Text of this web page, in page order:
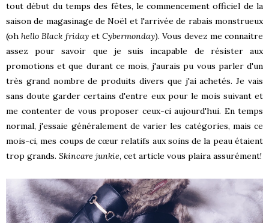
tout début du temps des fêtes, le commencement officiel de la
saison de magasinage de Noël et l'arrivée de rabais monstrueux
(ohhello Black fridayetCybermonday). Vous devez me connaitre
assez pour savoir que je suis incapable de résister aux
promotions et que durant ce mois, j'aurais pu vous parler d'un
très grand nombre de produits divers que j'ai achetés. Je vais
sans doute garder certains d'entre eux pour le mois suivant et
me contenter de vous proposer ceux-ci aujourd'hui. En temps
normal, j'essaie généralement de varier les catégories, mais ce
mois-ci, mes coups de cœur relatifs aux soins de la peau étaient
trop grands. Skincare junkie, cet article vous plaira assurément!